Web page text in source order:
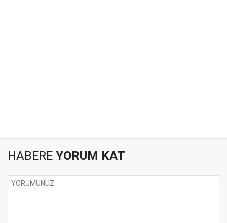
HABERE YORUM KAT